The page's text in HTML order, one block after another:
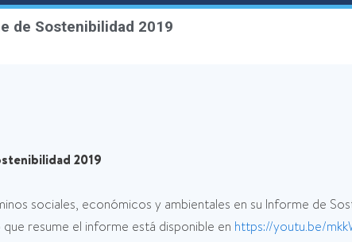
de Sostenibilidad 2019
2019
sociales, económicos y ambientales en su Informe de
que resume el informe está disponible en https://youtu.be/